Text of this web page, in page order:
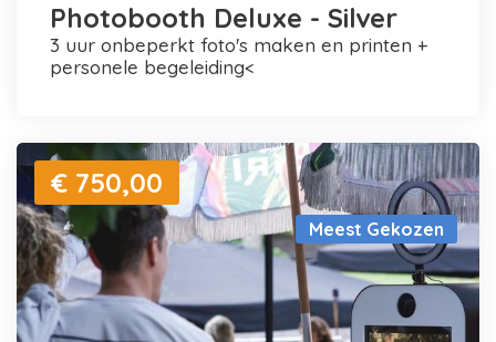
Photobooth Deluxe - Silver
3 uur onbeperkt foto's maken en printen +
personele begeleiding<
Meest Gekozen
€ 750,00